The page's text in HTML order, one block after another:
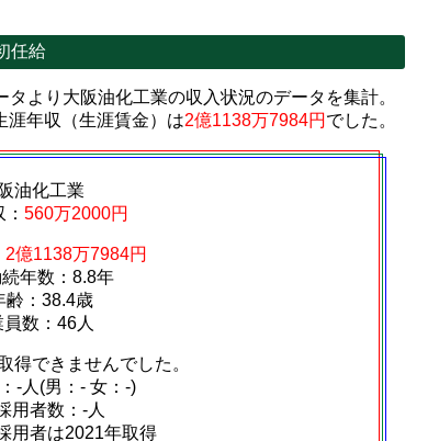
任給
より大阪油化工業の収入状況のデータを集計。
涯年収（生涯賃金）は2億1138万7984円 でした。
油化工業
560万2000円
2億1138万7984円
年数：8.8年
齢：38.4歳
員数：46人
得できませんでした。
‐人(男：‐ 女：‐)
用者数：‐人
用者は2021年取得